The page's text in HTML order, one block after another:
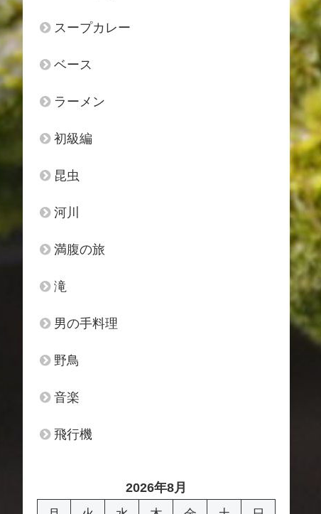
スープカレー
ベース
ラーメン
初級編
昆虫
河川
満腹の旅
滝
男の手料理
野鳥
音楽
飛行機
2026年8月